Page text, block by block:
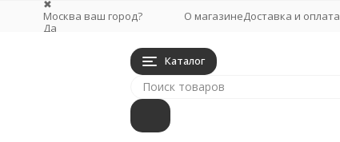
✖
Москва ваш город?
Да
О магазинеДоставка и оплата
Каталог